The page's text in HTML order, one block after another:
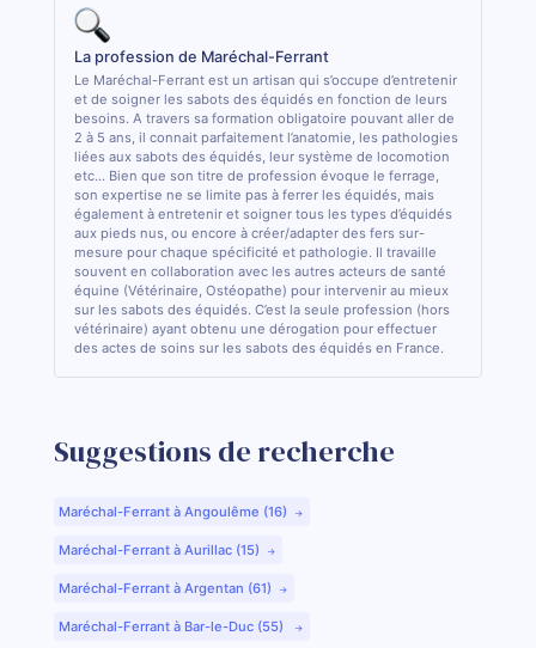
La profession de Maréchal-Ferrant
Le Maréchal-Ferrant est un artisan qui s’occupe d’entretenir
et de soigner les sabots des équidés en fonction de leurs
besoins. A travers sa formation obligatoire pouvant aller de
2 à 5 ans, il connait parfaitement l’anatomie, les pathologies
liées aux sabots des équidés, leur système de locomotion
etc... Bien que son titre de profession évoque le ferrage,
son expertise ne se limite pas à ferrer les équidés, mais
également à entretenir et soigner tous les types d’équidés
aux pieds nus, ou encore à créer/adapter des fers sur-
mesure pour chaque spécificité et pathologie. Il travaille
souvent en collaboration avec les autres acteurs de santé
équine (Vétérinaire, Ostéopathe) pour intervenir au mieux
sur les sabots des équidés. C’est la seule profession (hors
vétérinaire) ayant obtenu une dérogation pour effectuer
des actes de soins sur les sabots des équidés en France.
Suggestions de recherche
Maréchal-Ferrant à Angoulême (16)
Maréchal-Ferrant à Aurillac (15)
Maréchal-Ferrant à Argentan (61)
Maréchal-Ferrant à Bar-le-Duc (55)